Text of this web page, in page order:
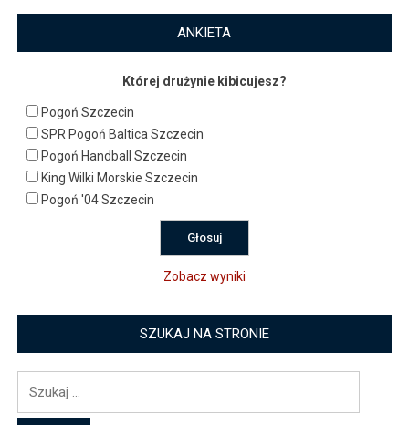
ANKIETA
Której drużynie kibicujesz?
Pogoń Szczecin
SPR Pogoń Baltica Szczecin
Pogoń Handball Szczecin
King Wilki Morskie Szczecin
Pogoń '04 Szczecin
Zobacz wyniki
SZUKAJ NA STRONIE